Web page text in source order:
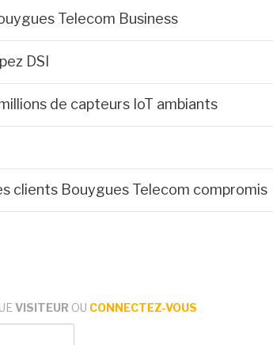
Telecom Business
DSI
de capteurs IoT ambiants
clients Bouygues Telecom compromis
VISITEUR OU CONNECTEZ-VOUS